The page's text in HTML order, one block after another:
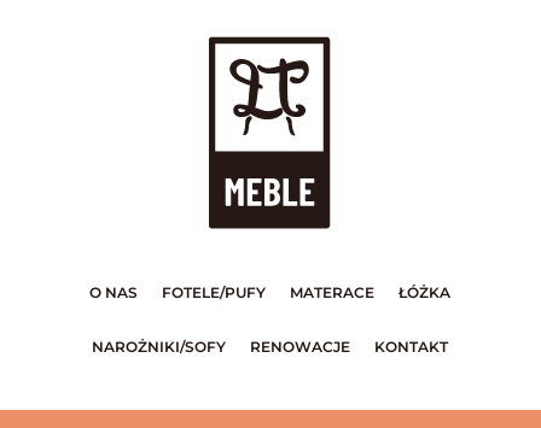
O NAS FOTELE/PUFY MATERACE ŁÓŻKA
NAROŻNIKI/SOFY RENOWACJE KONTAKT